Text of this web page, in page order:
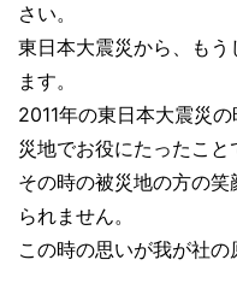
さい。
東日本大震災から、も
ます。
2011年の東日本大震災
災地でお役にたったこと
その時の被災地の方の
られません。
この時の思いが我が社の